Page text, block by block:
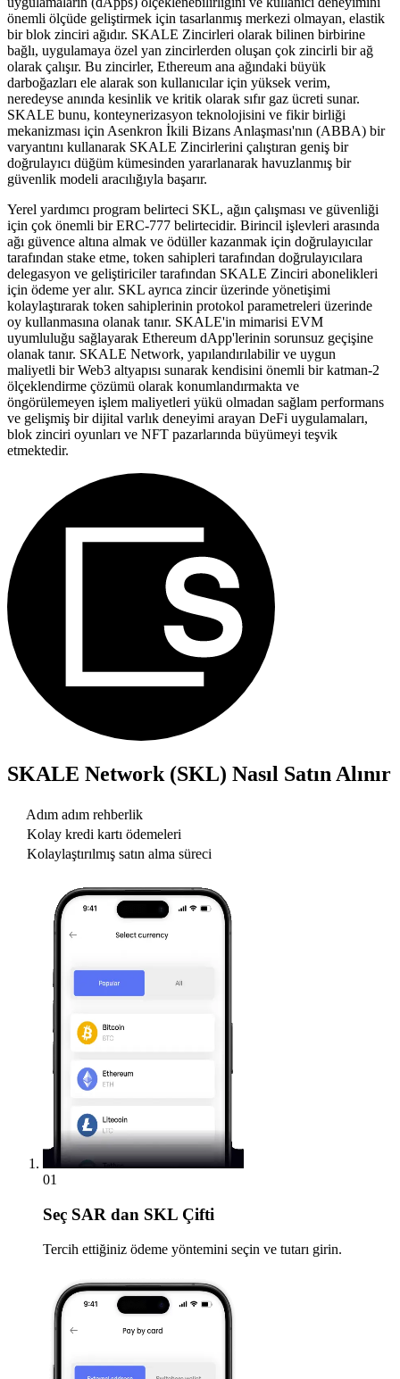
önemli ölçüde geliştirmek için tasarlanmış merkezi olmayan, elastik
bir blok zinciri ağıdır. SKALE Zincirleri olarak bilinen birbirine
bağlı, uygulamaya özel yan zincirlerden oluşan çok zincirli bir ağ
olarak çalışır. Bu zincirler, Ethereum ana ağındaki büyük
darboğazları ele alarak son kullanıcılar için yüksek verim,
neredeyse anında kesinlik ve kritik olarak sıfır gaz ücreti sunar.
SKALE bunu, konteynerizasyon teknolojisini ve fikir birliği
mekanizması için Asenkron İkili Bizans Anlaşması'nın (ABBA) bir
varyantını kullanarak SKALE Zincirlerini çalıştıran geniş bir
doğrulayıcı düğüm kümesinden yararlanarak havuzlanmış bir
güvenlik modeli aracılığıyla başarır.
Yerel yardımcı program belirteci SKL, ağın çalışması ve güvenliği
için çok önemli bir ERC-777 belirtecidir. Birincil işlevleri arasında
ağı güvence altına almak ve ödüller kazanmak için doğrulayıcılar
tarafından stake etme, token sahipleri tarafından doğrulayıcılara
delegasyon ve geliştiriciler tarafından SKALE Zinciri abonelikleri
için ödeme yer alır. SKL ayrıca zincir üzerinde yönetişimi
kolaylaştırarak token sahiplerinin protokol parametreleri üzerinde
oy kullanmasına olanak tanır. SKALE'in mimarisi EVM
uyumluluğu sağlayarak Ethereum dApp'lerinin sorunsuz geçişine
olanak tanır. SKALE Network, yapılandırılabilir ve uygun
maliyetli bir Web3 altyapısı sunarak kendisini önemli bir katman-2
ölçeklendirme çözümü olarak konumlandırmakta ve
öngörülemeyen işlem maliyetleri yükü olmadan sağlam performans
ve gelişmiş bir dijital varlık deneyimi arayan DeFi uygulamaları,
blok zinciri oyunları ve NFT pazarlarında büyümeyi teşvik
etmektedir.
SKALE Network (SKL) Nasıl Satın Alınır
Adım adım rehberlik
Kolay kredi kartı ödemeleri
Kolaylaştırılmış satın alma süreci
01
Seç SAR dan SKL Çifti
Tercih ettiğiniz ödeme yöntemini seçin ve tutarı girin.